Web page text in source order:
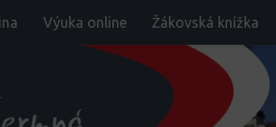
Výuka online Žákovská knížka